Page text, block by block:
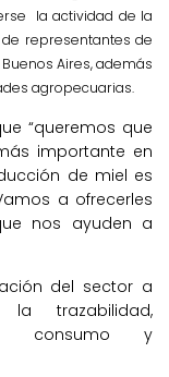
la actividad de la
representantes de
Aires, además
agropecuarias.
“queremos que
importante en
de miel es
a ofrecerles
nos ayuden a
del sector a
trazabilidad,
consumo y